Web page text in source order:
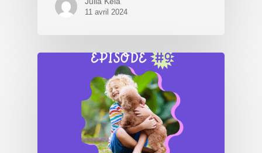
11 avril 2024